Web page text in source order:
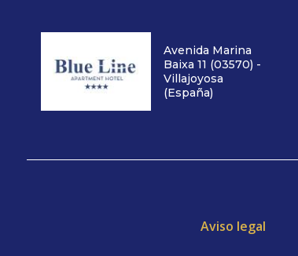
Avenida Marina
Baixa 11 (03570) -
Villajoyosa
(España)
Aviso legal